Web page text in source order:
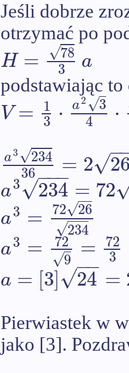
Jeśli dobrze
otrzymać po
H = 78
√
3 a
podstawiając
V = 1
3 ⋅ a2 3
√
4 ⋅
a3 234
√
36 = 2 −
√
a3 234
−−
−
√ = 72
a3 = 72 26
√
234
√
a3 = 72
9
√ = 72
3
a = [3] 24
−−
√ =
Pierwiastek w
jako [3].